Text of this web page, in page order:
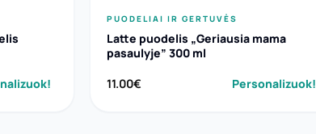
PUODELIAI IR GERTUVĖS
Latte puodelis „Geriausia mama
pasaulyje” 300 ml
11.00€ Personalizuok!